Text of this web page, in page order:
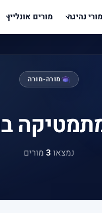
מורי נהיגה מורים אונליין
מורה-מורה
נמצאו 3 מורים